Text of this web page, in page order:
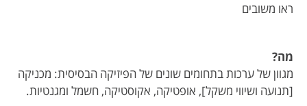
ראו משובים
מה?
מגוון של ערכות בתחומים שונים של הפיזיקה הבסיסית: מכניקה
[תנועה ושיווי משקל], אופטיקה, אקוסטיקה, חשמל ומגנטיות.